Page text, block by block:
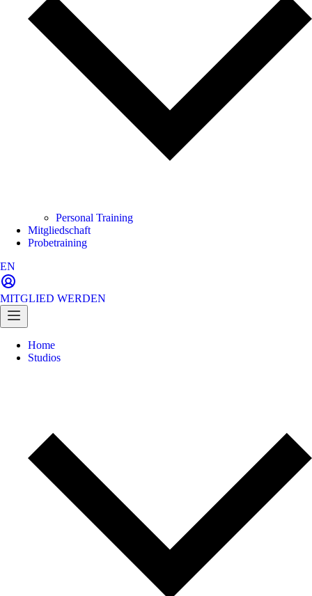
Personal Training
Mitgliedschaft
Probetraining
EN
MITGLIED WERDEN
Home
Studios